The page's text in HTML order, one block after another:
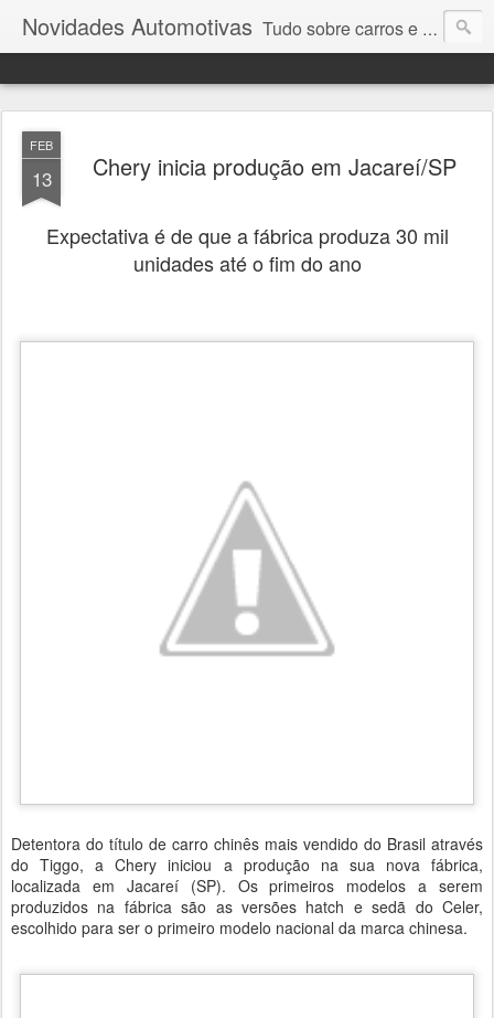
Novidades Automotivas Tudo sobre carros e motores
FEB
13 Chery inicia produção em Jacareí/SP
Expectativa é de que a fábrica produza 30 mil
unidades até o fim do ano
Detentora do título de carro chinês mais vendido do Brasil através
do Tiggo, a Chery iniciou a produção na sua nova fábrica,
localizada em Jacareí (SP). Os primeiros modelos a serem
produzidos na fábrica são as versões hatch e sedã do Celer,
escolhido para ser o primeiro modelo nacional da marca chinesa.